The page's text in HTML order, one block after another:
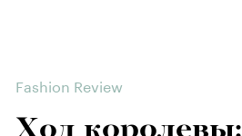
Fashion Review
Ход королевы: